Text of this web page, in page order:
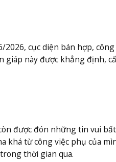
cục diện bán hợp,
giáp này được khẳng
được đón những tin vui
khá từ công việc phụ của
thời gian qua.